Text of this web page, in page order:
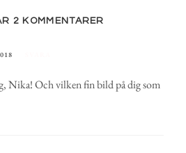
2 KOMMENTARER
Nika! Och vilken fin bild på dig som